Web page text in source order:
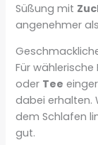
Süßung mit
angenehmer
Für wählerische
oder Tee
dabei erhalten.
dem Schlafen
gut.